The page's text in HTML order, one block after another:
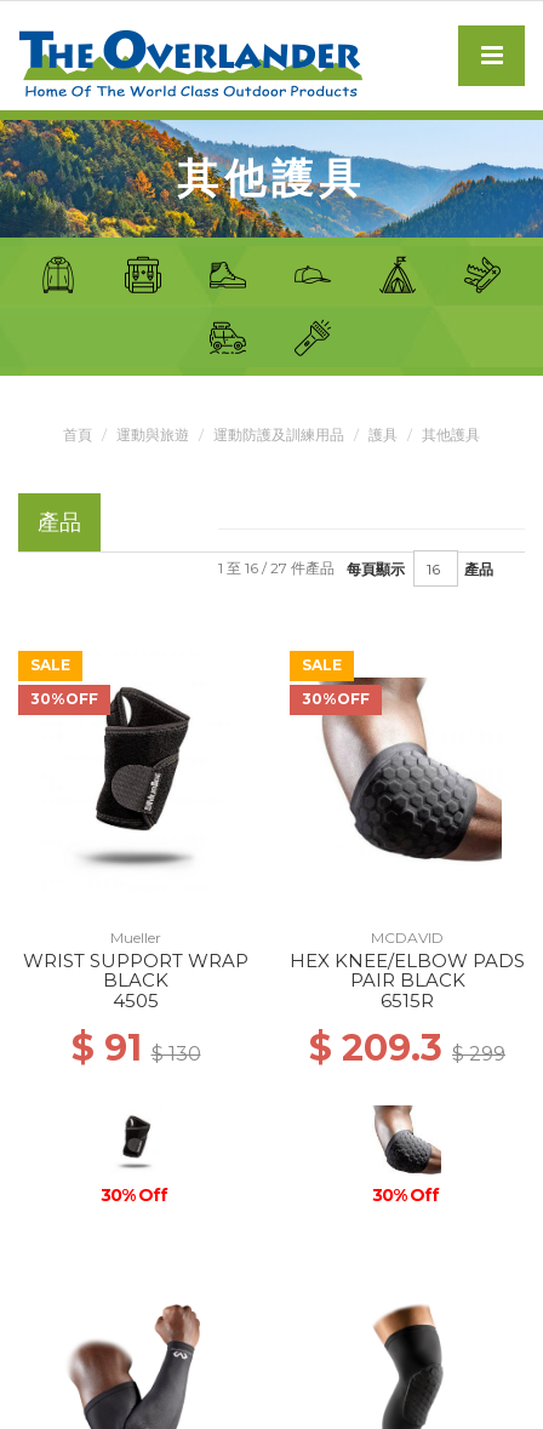
其他護具
首頁 運動與旅遊 運動防護及訓練用品 護具 其他護具
產品
每頁顯示 產品
1 至 16 / 27 件產品
SALE
30%OFF
Mueller
WRIST SUPPORT WRAP
BLACK
4505
$ 91$ 130
30% Off
SALE
30%OFF
MCDAVID
HEX KNEE/ELBOW PADS
PAIR BLACK
6515R
$ 209.3 $ 299
30% Off